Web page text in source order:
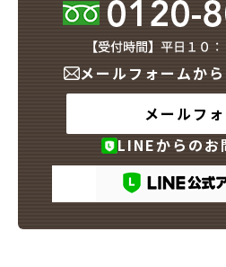
メールフォームか
メールフ
LINEからのお